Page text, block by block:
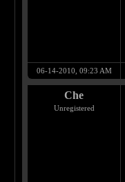
06-14-2010, 09:23 AM
Che
Unregistered